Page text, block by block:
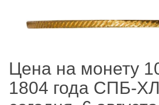
Цена на монету
1804 года СПБ-